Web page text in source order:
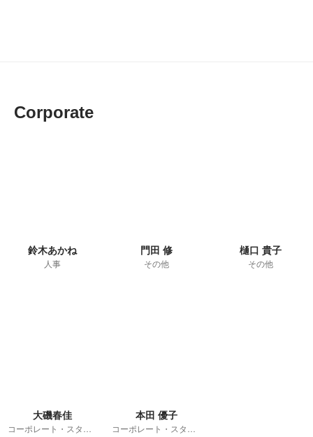
Corporate
鈴木あかね
人事
門田 修
その他
樋口 貴子
その他
大磯春佳 本田 優子